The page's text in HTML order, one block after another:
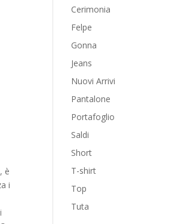
è
i
Cerimonia
Felpe
Gonna
Jeans
Nuovi Arrivi
Pantalone
Portafoglio
Saldi
Short
T-shirt
Top
Tuta